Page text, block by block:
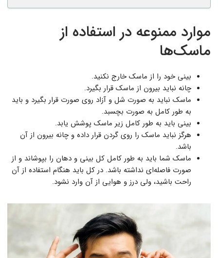
موارد ممنوعه در استفاده از
ماسک‌ها
بینی خود را از ماسک خارج نکنید.
چانه نباید بیرون از ماسک قرار بگیرد.
ماسک نباید به صورت شل و آزاد روی صورت قرار بگیرد و باید
به طور کامل به صورت بچسبد.
بینی باید به طور کامل زیر ماسک پوشش یابد.
هرگز نباید ماسک را روی گردن قرار داده و چانه بیرون از آن
باشد.
ماسک شما باید به طور کامل کل بینی و دهان را بپوشاند و از
صورت فاصله‌ای نداشته باشد. در کل باید هنگام استفاده از آن
راحت باشید، ولی درز و هوایی از آن وارد نشود.